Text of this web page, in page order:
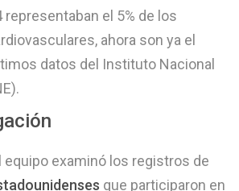
el 5% de los
ahora son ya el
datos del Instituto Nacional
equipo examinó los registros de
que participaron en